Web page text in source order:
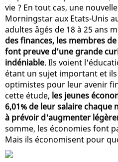
vie ? En tout cas, une
Morningstar aux Etats-Unis
adultes âgés de 18 à 25 ans
des finances, les membres
font preuve d'une grande
indéniable. Ils voient
étant un sujet important et
optimistes pour leur avenir
cette étude, les jeunes
6,01% de leur salaire
à prévoir d'augmenter
somme, les économies font
Mais ils économisent pour